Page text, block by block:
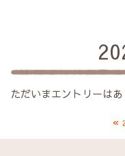
ただいまエントリーはあ
«